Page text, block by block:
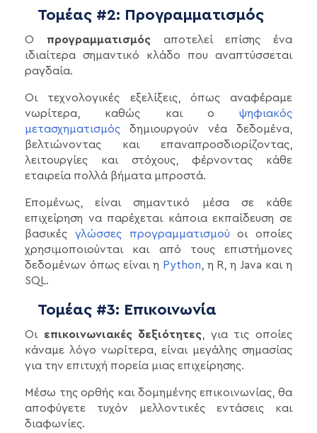
Τομέας #2: Προγραμματισμός
Ο προγραμματισμόςαποτελεί επίσης ένα
ιδιαίτερα σημαντικό κλάδο που αναπτύσσεται
ραγδαία.
Οι τεχνολογικές εξελίξεις, όπως αναφέραμε
νωρίτερα, καθώς και ο ψηφιακός
μετασχηματισμός δημιουργούν νέα δεδομένα,
βελτιώνοντας και επαναπροσδιορίζοντας,
λειτουργίες και στόχους, φέρνοντας κάθε
εταιρεία πολλά βήματα μπροστά.
Επομένως, είναι σημαντικό μέσα σε κάθε
επιχείρηση να παρέχεται κάποια εκπαίδευση σε
βασικές γλώσσες προγραμματισμού οι οποίες
χρησιμοποιούνται και από τους επιστήμονες
δεδομένων όπως είναι η Python , η R, η Java και η
SQL.
Τομέας #3: Επικοινωνία
Οι επικοινωνιακές δεξιότητες , για τις οποίες
κάναμε λόγο νωρίτερα, είναι μεγάλης σημασίας
για την επιτυχή πορεία μιας επιχείρησης.
Μέσω της ορθής και δομημένης επικοινωνίας, θα
αποφύγετε τυχόν μελλοντικές εντάσεις και
διαφωνίες.